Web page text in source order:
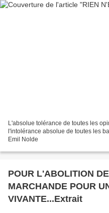
L'absolue tolérance de toutes les
l'intolérance absolue de toutes les
Emil Nolde
POUR L'ABOLITION
MARCHANDE POUR
VIVANTE...Extrait